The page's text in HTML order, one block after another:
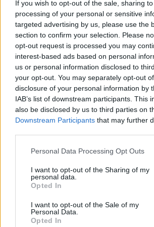
If you wish to opt-out of the sale, sharing
processing of your personal or sensitive
targeted advertising by us, please use the
section to confirm your selection. Please
opt-out request is processed you may
interest-based ads based on personal
us or personal information disclosed to
your opt-out. You may separately opt-out
disclosure of your personal information by
IAB’s list of downstream participants. This
also be disclosed by us to third parties on
Downstream Participants that may further
Please note that this website/app uses one
not limited to your visit or usage behaviour.
grant or deny consent to Google and its
use your data for below specified purposes
consent section.
Personal Data Processing Opt Outs
I want to opt-out of the Sharing of my
personal data.
Opted In
I want to opt-out of the Sale of my
Personal Data.
Opted In
logistica riduce la volatilità dei flussi di
quanto farebbe un semplice screening
è valutarematerialitàe tempistica:
diventare finanziariamente significativo
probabilità.
Dalla teoria alla pratica
Un processo efficace è iterativo:
misurare con metrichecoerenti,
coprire i rischi più rilevanti e riportare
governance. Con dati imperfetti, la
metodologica e la documentazione
contano più della falsa precisione. La
decisioni ripetute che, nel tempo,
rendimento lungo traiettorie sostenibili